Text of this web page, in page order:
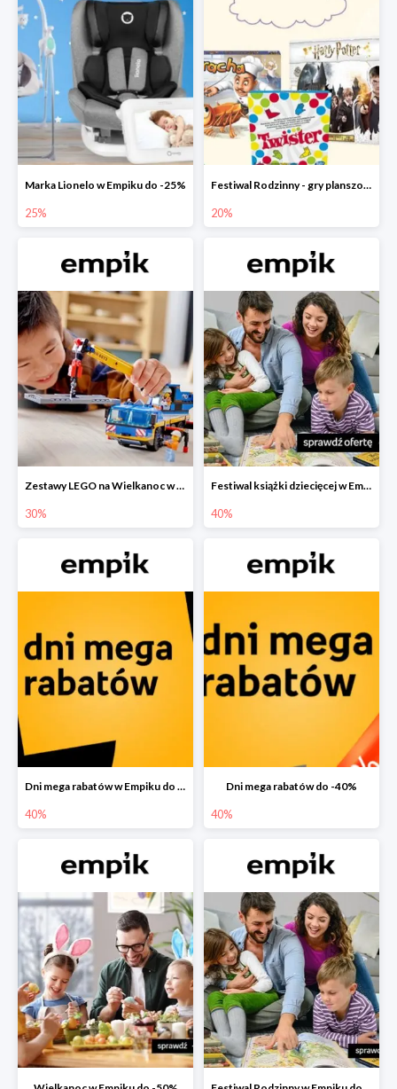
Marka Lionelo w Empiku do -25%
25%
Festiwal Rodzinny - gry planszowe w Empiku do -20%
20%
Zestawy LEGO na Wielkanoc w Empiku do -30%
30%
Festiwal książki dziecięcej w Empiku do -40%
40%
Dni mega rabatów w Empiku do -40%
40%
Dni mega rabatów do -40%
40%